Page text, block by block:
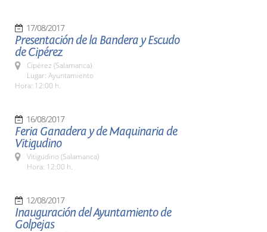
17/08/2017
Presentación de la Bandera y Escudo
de Cipérez
Cipérez (Salamanca)
Lugar: Ayuntamiento
Hora: 12:00 h.
16/08/2017
Feria Ganadera y de Maquinaria de
Vitigudino
Vitigudino (Salamanca)
Hora: 12:00 h.
12/08/2017
Inauguración del Ayuntamiento de
Golpejas